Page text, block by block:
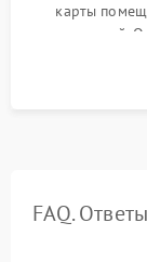
карты
препятствий.
Тестирование
FAQ.